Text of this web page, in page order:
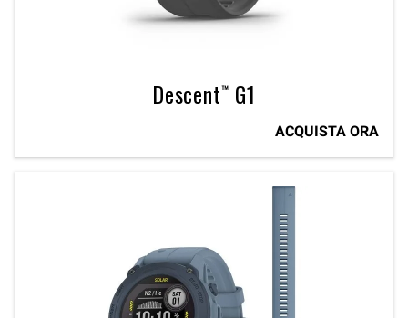
Descent™ G1
ACQUISTA ORA